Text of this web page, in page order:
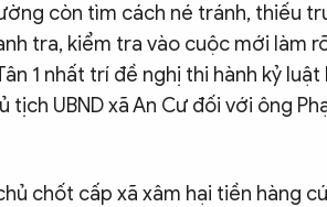
còn tìm cách né tránh, thiếu
tra, kiểm tra vào cuộc mới làm
1 nhất trí đề nghị thi hành kỷ
tịch UBND xã An Cư đối với ông
chốt cấp xã xâm hại tiền hàng